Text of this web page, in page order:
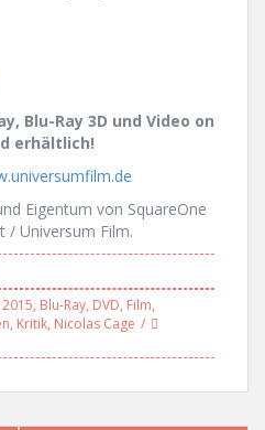
Blu-Ray 3D und Video on
erhältlich!
Eigentum von SquareOne
/ Universum Film.
2015, Blu-Ray, DVD, Film,
, Kritik, Nicolas Cage